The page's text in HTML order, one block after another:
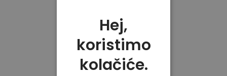
Hej,
koristimo
kolačiće.